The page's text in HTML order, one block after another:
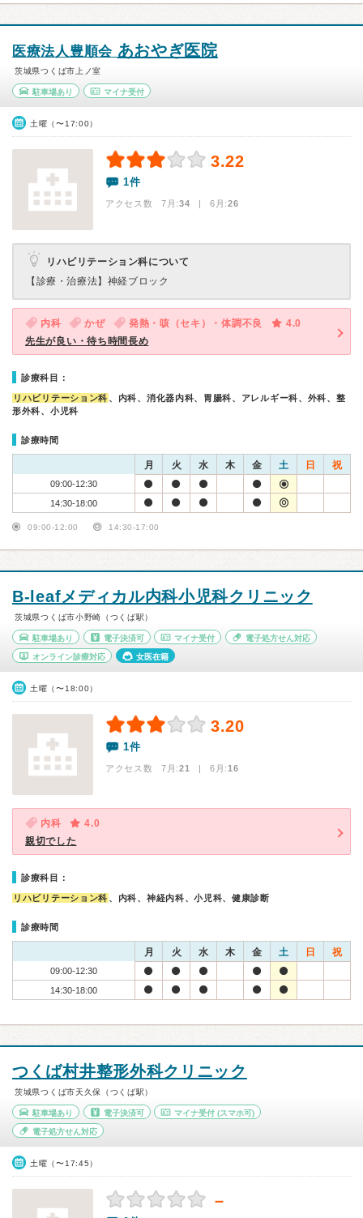
医療法人豊順会 あおやぎ医院
茨城県つくば市上ノ室
駐車場あり マイナ受付
土曜（〜17:00）
3.22
1件
アクセス数 7月:34 | 6月:26
リハビリテーション科について
【診療・治療法】 神経ブロック
内科 かぜ 発熱・咳（セキ）・体調不良
4.0
先生が良い・待ち時間長め
診療科目：
リハビリテーション科 、内科、消化器内科、胃腸科、アレルギー科、外科、整
形外科、小児科
診療時間
月 火 水 木 金 土 日 祝
09:00-12:30
14:30-18:00
09:00-12:00 14:30-17:00
B-leafメディカル内科小児科クリニック
茨城県つくば市小野崎（つくば駅）
駐車場あり 電子決済可 マイナ受付 電子処方せん対応
オンライン診療対応 女医在籍
土曜（〜18:00）
3.20
1件
アクセス数 7月:21 | 6月:16
内科
4.0
親切でした
診療科目：
リハビリテーション科 、内科、神経内科、小児科、健康診断
診療時間
月 火 水 木 金 土 日 祝
09:00-12:30
14:30-18:00
つくば村井整形外科クリニック
茨城県つくば市天久保（つくば駅）
駐車場あり 電子決済可 マイナ受付 (スマホ可)
電子処方せん対応
土曜（〜17:45）
－